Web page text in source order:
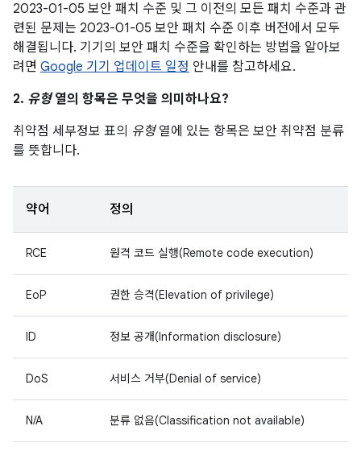
2023-01-05 보안 패치 수준 및 그 이전의 모든 패치 수준과 관
련된 문제는 2023-01-05 보안 패치 수준 이후 버전에서 모두
해결됩니다. 기기의 보안 패치 수준을 확인하는 방법을 알아보
려면 Google 기기 업데이트 일정 안내를 참고하세요.
2. 유형열의 항목은 무엇을 의미하나요?
취약점 세부정보 표의 유형열에 있는 항목은 보안 취약점 분류
를 뜻합니다.
약어 정의
RCE 원격 코드 실행(Remote code execution)
EoP 권한 승격(Elevation of privilege)
ID 정보 공개(Information disclosure)
DoS 서비스 거부(Denial of service)
N/A 분류 없음(Classification not available)